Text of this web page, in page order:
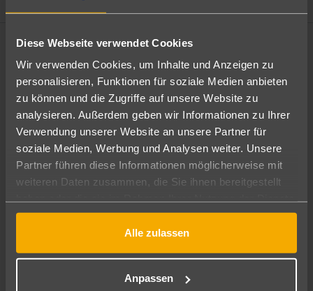
Diese Webseite verwendet Cookies
Wir verwenden Cookies, um Inhalte und Anzeigen zu
personalisieren, Funktionen für soziale Medien anbieten
zu können und die Zugriffe auf unsere Website zu
analysieren. Außerdem geben wir Informationen zu Ihrer
Verwendung unserer Website an unsere Partner für
soziale Medien, Werbung und Analysen weiter. Unsere
Partner führen diese Informationen möglicherweise mit
weiteren Daten zusammen, die Sie ihnen bereitgestellt
gesammelt haben.
Alle zulassen
Anpassen
Ändere die Kriterien nach deinen Wünschen
Pauschal Nur Hotel
Abflughafen
Alle Abflughäfen
11.08.26–09.08.27 7-21 Nächte
Mehr Filter anzeigen